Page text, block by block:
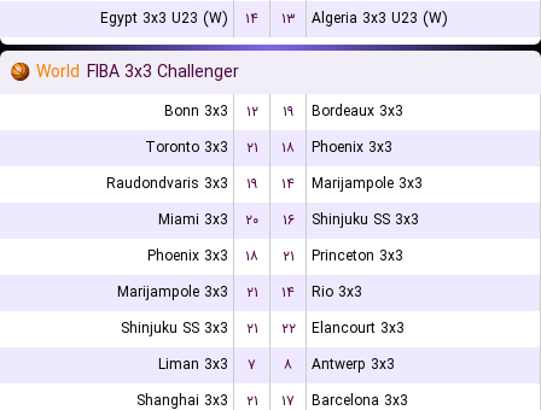
Egypt 3x3 U23 (W)
۱۴ ۱۳ Algeria 3x3 U23 (W)
World FIBA 3x3 Challenger
Bonn 3x3 ۱۲ ۱۹
Bordeaux 3x3
Toronto 3x3
۲۱ ۱۸
Phoenix 3x3
Raudondvaris 3x3
۱۹ ۱۴
Marijampole 3x3
Miami 3x3
۲۰ ۱۶
Shinjuku SS 3x3
Phoenix 3x3
۱۸ ۲۱
Princeton 3x3
Marijampole 3x3
۲۱ ۱۴
Rio 3x3
Shinjuku SS 3x3
۲۱ ۲۲
Elancourt 3x3
Liman 3x3
۷ ۸
Antwerp 3x3
Shanghai 3x3
۲۱ ۱۷ Barcelona 3x3